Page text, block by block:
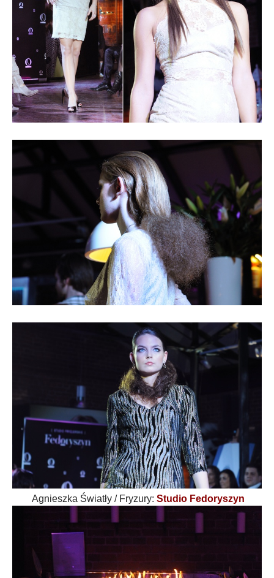
Agnieszka Światły / Fryzury: Studio Fedoryszyn